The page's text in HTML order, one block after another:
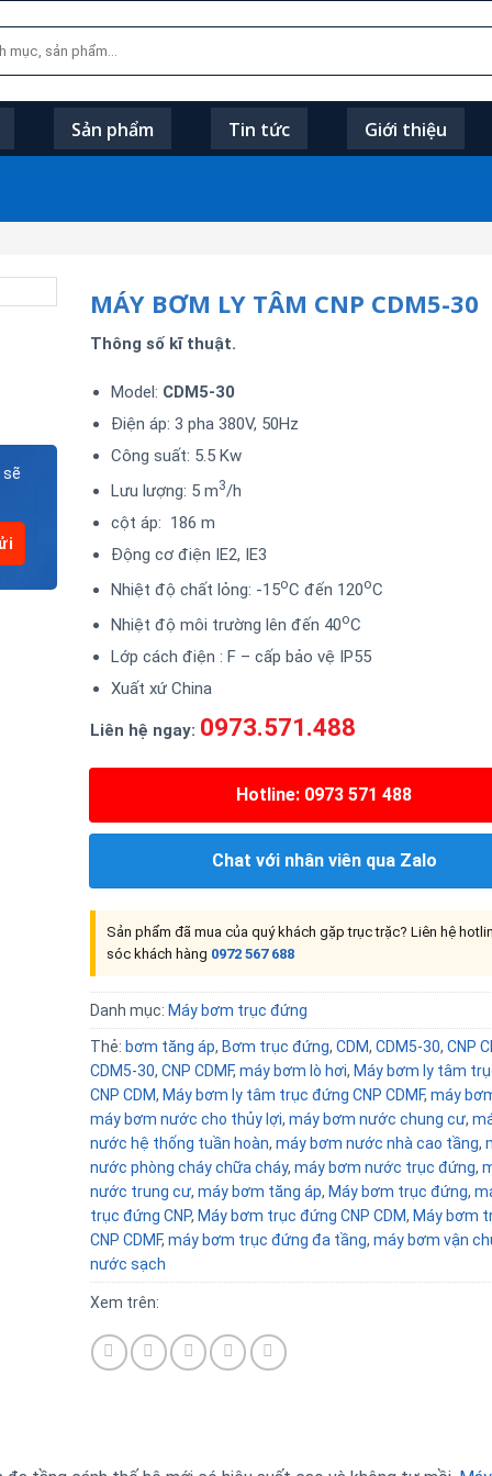
Sản phẩm Tin tức Giới thiệu
sẽ
MÁY BƠM LY TÂM CNP CDM5-30
Thông số kĩ thuật.
Model: CDM5-30
Điện áp: 3 pha 380V, 50Hz
Công suất: 5.5 Kw
Lưu lượng: 5 m3/h
cột áp: 186 m
Động cơ điện IE2, IE3
Nhiệt độ chất lỏng: -15oC đến 120oC
Nhiệt độ môi trường lên đến 40oC
Lớp cách điện : F – cấp bảo vệ IP55
Xuất xứ China
Liên hệ ngay: 0973.571.488
Hotline: 0973 571 488
Chat với nhân viên qua Zalo
Sản phẩm đã mua của quý khách gặp trục trặc? Liên hệ
sóc khách hàng 0972 567 688
Danh mục: Máy bơm trục đứng
Thẻ: bơm tăng áp, Bơm trục đứng, CDM, CDM5-30, CNP
CDM5-30, CNP CDMF, máy bơm lò hơi, Máy bơm ly tâm
CNP CDM, Máy bơm ly tâm trục đứng CNP CDMF, máy
máy bơm nước cho thủy lợi, máy bơm nước chung cư,
nước hệ thống tuần hoàn, máy bơm nước nhà cao tầng,
nước phòng cháy chữa cháy, máy bơm nước trục đứng,
nước trung cư, máy bơm tăng áp, Máy bơm trục đứng,
trục đứng CNP, Máy bơm trục đứng CNP CDM, Máy bơm
CNP CDMF, máy bơm trục đứng đa tầng, máy bơm vận
nước sạch
Xem trên: